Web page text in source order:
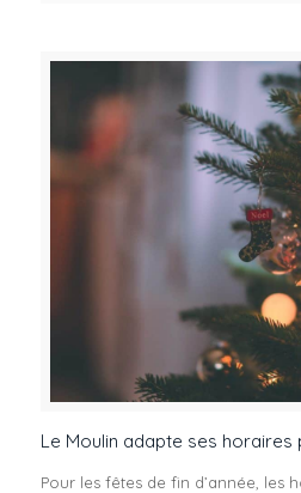
Le Moulin adapte ses horaires
Pour les fêtes de fin d’année, les